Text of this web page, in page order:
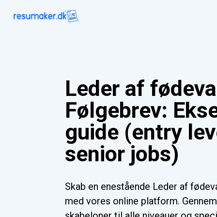
Leder af
Følgebrev:
guide (entry
senior jobs)
Skab en enestående Leder af
med vores online platform.